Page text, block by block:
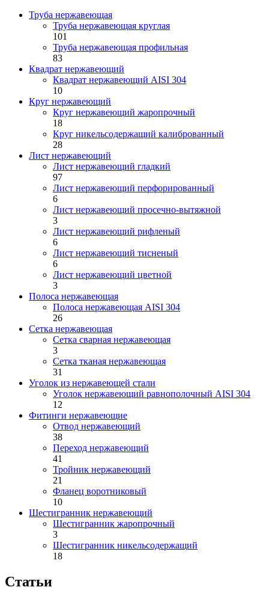
Труба нержавеющая
Труба нержавеющая круглая
101
Труба нержавеющая профильная
83
Квадрат нержавеющий
Квадрат нержавеющий AISI 304
10
Круг нержавеющий
Круг нержавеющий жаропрочный
18
Круг никельсодержащий калиброванный
28
Лист нержавеющий
Лист нержавеющий гладкий
97
Лист нержавеющий перфорированный
6
Лист нержавеющий просечно-вытяжной
3
Лист нержавеющий рифленый
6
Лист нержавеющий тисненый
6
Лист нержавеющий цветной
3
Полоса нержавеющая
Полоса нержавеющая AISI 304
26
Сетка нержавеющая
Сетка сварная нержавеющая
3
Сетка тканая нержавеющая
31
Уголок из нержавеющей стали
Уголок нержавеющий равнополочный AISI 304
12
Фитинги нержавеющие
Отвод нержавеющий
38
Переход нержавеющий
41
Тройник нержавеющий
21
Фланец воротниковый
10
Шестигранник нержавеющий
Шестигранник жаропрочный
3
Шестигранник никельсодержащий
18
Статьи